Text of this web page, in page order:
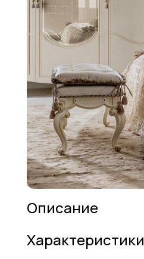
Описание
Характеристики